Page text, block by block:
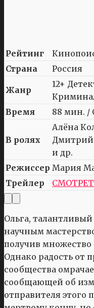
Рейтинг
Страна
Россия
Жанр
12+
Время
88 мин. /
В ролях
Алёна
Дмитрий
и др.
Режиссер Мария
Трейлер
Ольга,
научным
получив
Однако радость от
сообщества
сообщающей об
отправителя этого